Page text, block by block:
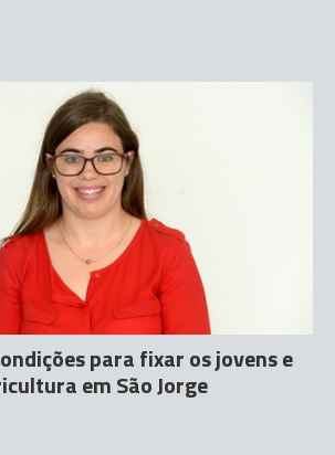
para fixar os jovens e
em São Jorge